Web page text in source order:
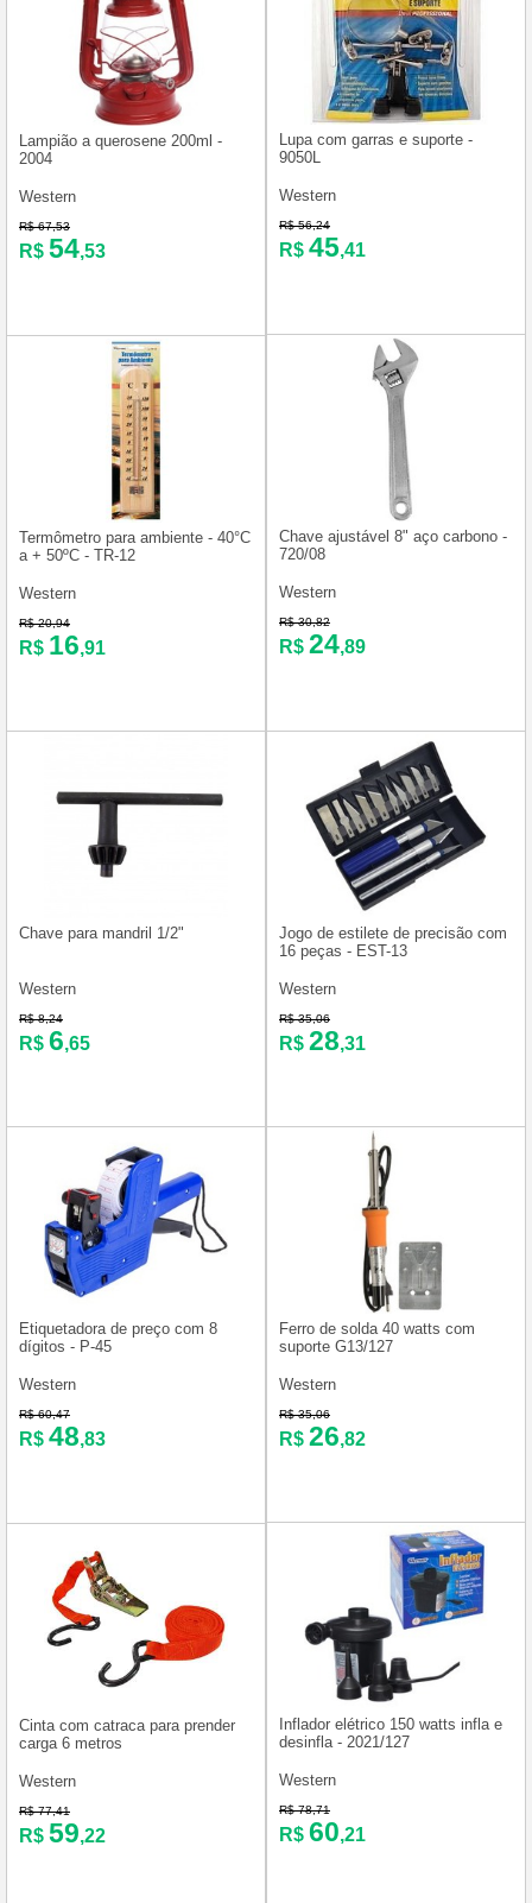
Lampião a querosene 200ml -
2004
Western
R$ 67,53
R$ 54,53
Lupa com garras e suporte -
9050L
Western
R$ 56,24
R$ 45,41
Termômetro para ambiente - 40°C
a + 50ºC - TR-12
Western
R$ 20,94
R$ 16,91
Chave ajustável 8" aço carbono -
720/08
Western
R$ 30,82
R$ 24,89
Chave para mandril 1/2"
Western
R$ 8,24
R$ 6,65
Jogo de estilete de precisão com
16 peças - EST-13
Western
R$ 35,06
R$ 28,31
Etiquetadora de preço com 8
dígitos - P-45
Western
R$ 60,47
R$ 48,83
Ferro de solda 40 watts com
suporte G13/127
Western
R$ 35,06
R$ 26,82
Cinta com catraca para prender
carga 6 metros
Western
R$ 77,41
R$ 59,22
Inflador elétrico 150 watts infla e
desinfla - 2021/127
Western
R$ 78,71
R$ 60,21